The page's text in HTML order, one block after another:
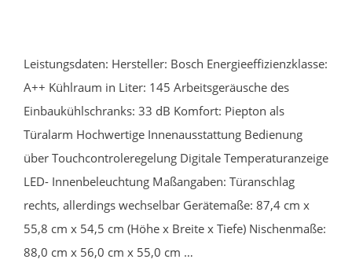
Leistungsdaten: Hersteller: Bosch Energieeffizienzklasse:
A++ Kühlraum in Liter: 145 Arbeitsgeräusche des
Einbaukühlschranks: 33 dB Komfort: Piepton als
Türalarm Hochwertige Innenausstattung Bedienung
über Touchcontroleregelung Digitale Temperaturanzeige
LED- Innenbeleuchtung Maßangaben: Türanschlag
rechts, allerdings wechselbar Gerätemaße: 87,4 cm x
55,8 cm x 54,5 cm (Höhe x Breite x Tiefe) Nischenmaße:
88,0 cm x 56,0 cm x 55,0 cm …